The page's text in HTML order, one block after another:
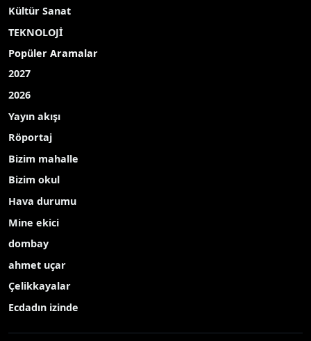
Kültür Sanat
TEKNOLOJİ
Popüler Aramalar
2027
2026
Yayın akışı
Röportaj
Bizim mahalle
Bizim okul
Hava durumu
Mine ekici
dombay
ahmet uçar
Çelikkayalar
Ecdadın izinde